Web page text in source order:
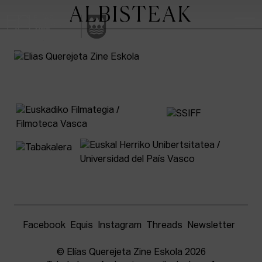
IKERKUNTZA ZENTROA
KOMUNITATEA
ALBISTEAK
Facebook Equis Instagram Threads Newsletter
© Elías Querejeta Zine Eskola 2026